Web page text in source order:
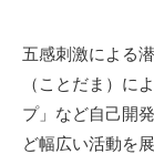
五感刺激による
（ことだま）に
プ」など自己開
ど幅広い活動を展